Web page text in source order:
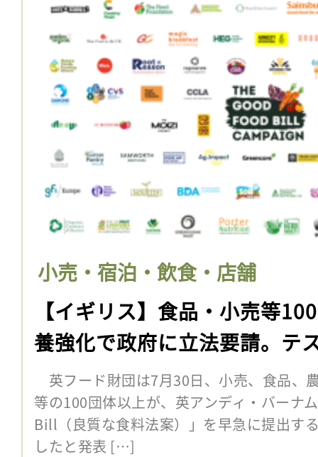
小売・宿泊・飲食・店舗
【イギリス】食品・小売等
養強化で政府に立法要請。テ
英フード財団は7月30日、小売、食品、
等の100団体以上が、英アンディ・バーナ
Bill（良質な食料法案）」を早急に提出す
したと発表 […]